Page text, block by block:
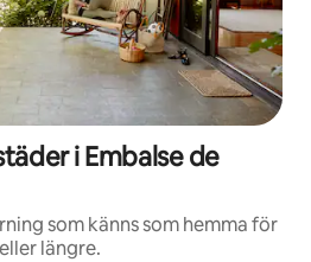
i Embalse de
som känns som hemma för
längre.